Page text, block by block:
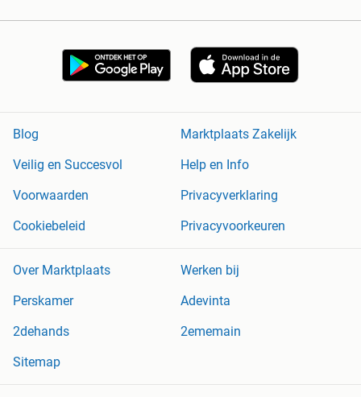
Blog
Marktplaats Zakelijk
Veilig en Succesvol
Help en Info
Voorwaarden
Privacyverklaring
Cookiebeleid
Privacyvoorkeuren
Over Marktplaats
Werken bij
Perskamer
Adevinta
2dehands
2ememain
Sitemap